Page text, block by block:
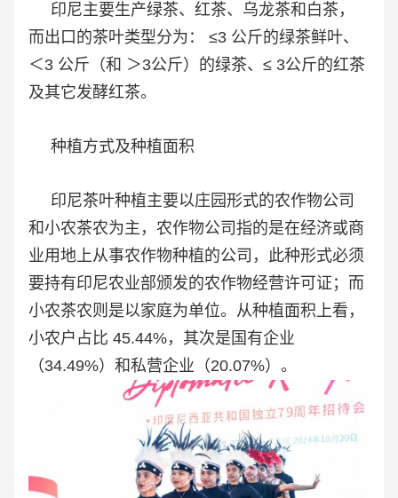
印尼主要生产绿茶、红茶、乌龙茶和白茶，
而出口的茶叶类型分为： ≤3 公斤的绿茶鲜叶、
＜3 公斤（和 ＞3公斤）的绿茶、≤ 3公斤的红茶
及其它发酵红茶。
种植方式及种植面积
印尼茶叶种植主要以庄园形式的农作物公司
和小农茶农为主，农作物公司指的是在经济或商
业用地上从事农作物种植的公司，此种形式必须
要持有印尼农业部颁发的农作物经营许可证；而
小农茶农则是以家庭为单位。从种植面积上看，
小农户占比 45.44%，其次是国有企业
（34.49%）和私营企业（20.07%）。